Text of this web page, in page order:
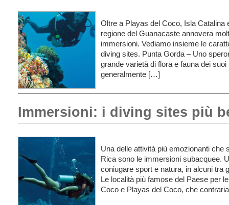
Oltre a Playas del Coco, Isla Catalina
regione del Guanacaste annovera
immersioni. Vediamo insieme le
diving sites. Punta Gorda – Uno
grande varietà di flora e fauna dei
generalmente […]
Immersioni: i diving sites più
Una delle attività più emozionanti che
Rica sono le immersioni subacquee.
coniugare sport e natura, in alcuni tra
Le località più famose del Paese per
Coco e Playas del Coco, che